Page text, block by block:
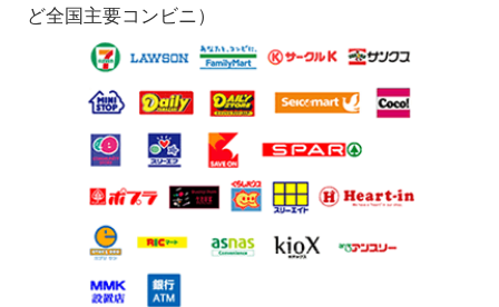
ど全国主要コンビニ）